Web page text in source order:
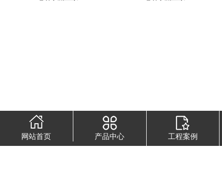
网站首页 产品中心 工程案例